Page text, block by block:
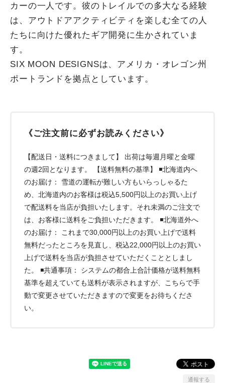
カーの一人です。彼のトレイルでの多大なる経験
は、アウトドアアクティビティを楽しむ全ての人
たちに向けた優れたギア開発に生かされていま
す。
SIX MOON DESIGNSは、アメリカ・オレゴン州
ポートランドを拠点としています。
《ご注文前に必ずお読みください》
【配送日・送料につきまして】 出荷は毎週月曜と金曜
の週2回となります。 【送料無料の基準】 ◾️北海道内へ
のお届け： 雪道の運転が難しい方もいらっしゃるた
め、北海道内のお客様は税込5,500円以上のお買い上げ
で配送料を当店が負担いたします。それ未満のご注文で
は、お客様に送料をご負担いただきます。 ◾️北海道外へ
のお届け： これまで30,000円以上のお買い上げで送料
無料だったところを見直し、税込22,000円以上のお買い
上げで送料を当店が負担させていただくこととしまし
た。 ◾️共通事項： システムの都合上合計価格が送料無料
基準を超えていても送料が表示されますが、こちらで手
動で変更させていただきますので変更をお待ちくださ
い。
通報する